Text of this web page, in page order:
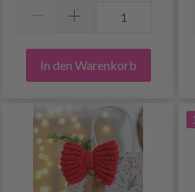
In den Warenkorb